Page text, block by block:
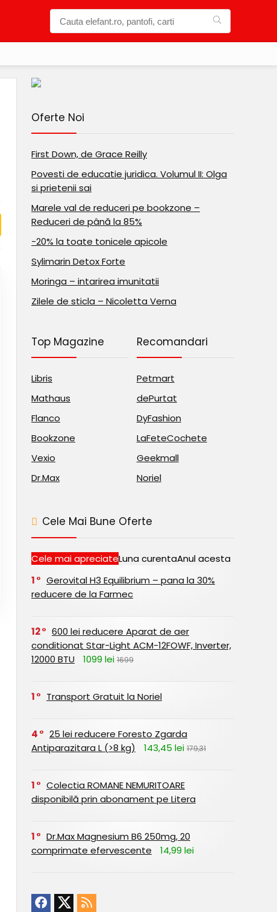
Oferte Noi
First Down, de Grace Reilly
Povesti de educatie juridica. Volumul II: Olga
si prietenii sai
Marele val de reduceri pe bookzone –
Reduceri de până la 85%
-20% la toate tonicele apicole
Sylimarin Detox Forte
Moringa – intarirea imunitatii
Zilele de sticla – Nicoletta Verna
Top Magazine
Libris
Mathaus
Flanco
Bookzone
Vexio
Dr.Max
Recomandari
Petmart
dePurtat
DyFashion
LaFeteCochete
Geekmall
Noriel
Cele Mai Bune Oferte
Cele mai apreciateLuna curentaAnul acesta
1
Gerovital H3 Equilibrium – pana la 30%
reducere de la Farmec
12
600 lei reducere Aparat de aer
conditionat Star-Light ACM-12FOWF, Inverter,
12000 BTU
1099 lei 1699
1 Transport Gratuit la Noriel
4
25 lei reducere Foresto Zgarda
Antiparazitara L (>8 kg)
143,45 lei 179,31
1
Colectia ROMANE NEMURITOARE
disponibilă prin abonament pe Litera
1
Dr.Max Magnesium B6 250mg, 20
comprimate efervescente
14,99 lei